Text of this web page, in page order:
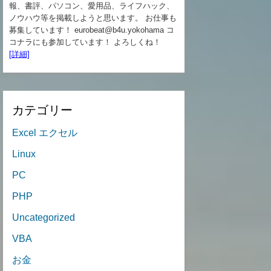
報、書評、パソコン、愛用品、ライフハック、
ノウハウ等を掲載しようと思います。 お仕事も
募集しています！ eurobeat@b4u.yokohama コ
コナラにも参加しています！ よろしくね！
[詳細]
カテゴリー
Excel エクセル
Linux
PC
PHP
Uncategorized
VBA
お金